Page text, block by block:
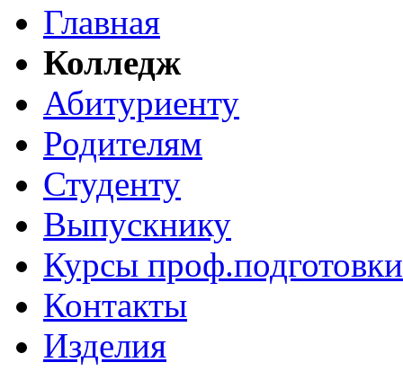
Главная
Колледж
Абитуриенту
Родителям
Студенту
Выпускнику
Курсы проф.подготовки
Контакты
Изделия